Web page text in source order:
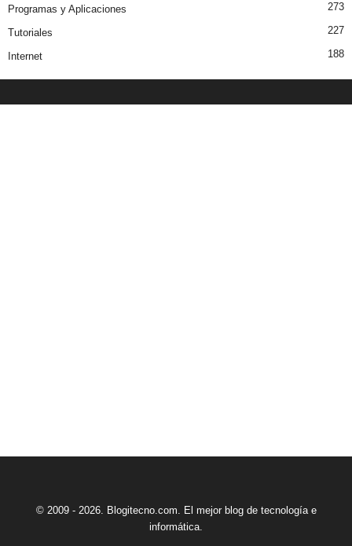
Programas y Aplicaciones 273
Tutoriales 227
Internet 188
© 2009 - 2026. Blogitecno.com. El mejor blog de tecnología e
informática.